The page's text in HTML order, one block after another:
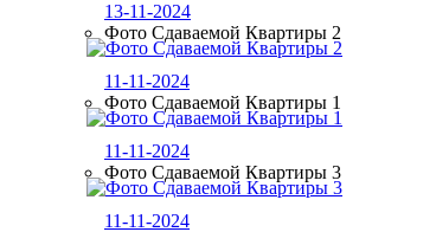
13-11-2024
Фото Сдаваемой Квартиры 2
11-11-2024
Фото Сдаваемой Квартиры 1
11-11-2024
Фото Сдаваемой Квартиры 3
11-11-2024